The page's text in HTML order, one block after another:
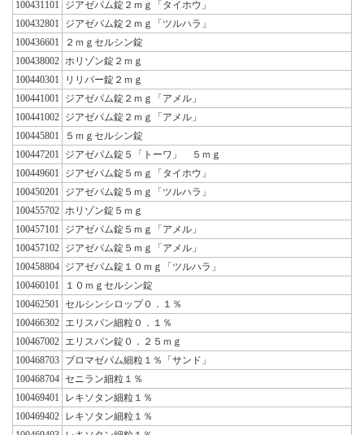
100431101
ジアゼパム錠２ｍｇ「タイホウ」
100432801
ジアゼパム錠２ｍｇ「ツルハラ」
100436601
２ｍｇセルシン錠
100438002 ホリゾン錠２ｍｇ
100440301
リリバー錠２ｍｇ
100441001
ジアゼパム錠２ｍｇ「アメル」
100441002 ジアゼパム錠２ｍｇ「アメル」
100445801
５ｍｇセルシン錠
100447201
ジアゼパム錠５「トーワ」 ５ｍｇ
100449601
ジアゼパム錠５ｍｇ「タイホウ」
100450201
ジアゼパム錠５ｍｇ「ツルハラ」
100455702 ホリゾン錠５ｍｇ
100457101
ジアゼパム錠５ｍｇ「アメル」
100457102 ジアゼパム錠５ｍｇ「アメル」
100458804 ジアゼパム錠１０ｍｇ「ツルハラ」
100460101
１０ｍｇセルシン錠
100462501
セルシンシロップ０．１％
100466302 エリスパン細粒０．１％
100467002 エリスパン錠０．２５ｍｇ
100468703 ブロマゼパム細粒１％「サンド」
100468704 セニラン細粒１％
100469401
レキソタン細粒１％
100469402 レキソタン細粒１％